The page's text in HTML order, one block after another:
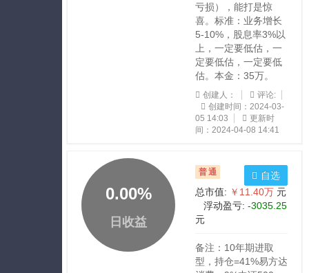
亏损），能打是惊
喜。标准：业务增长
5-10%，股息率3%以
上，一定要低估，一
定要低估，一定要低
估。本金：35万。
创建人：
评论:
创建时间：2024-03-
05 14:03
更新时
间：2024-04-08 14:41
0.00%
日收益
普通
总市值: ￥11.40万 元
浮动盈亏: -3035.25
元
备注：10年期进取
型，持仓=41%易方达
自选